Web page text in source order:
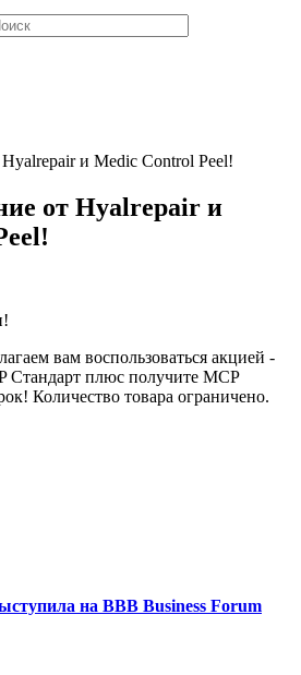
и Medic Control Peel!
от Hyalrepair и
вам воспользоваться акцией -
Стандарт плюс получите MCP
Количество товара ограничено.
на BBB Business Forum